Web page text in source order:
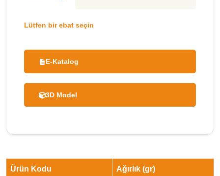
Lütfen bir ebat seçin
E-Katalog
3D Model
Ürün Kodu Ağırlık (gr)